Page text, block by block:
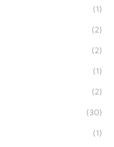
(1)
(2)
(2)
(1)
(2)
(30)
(1)